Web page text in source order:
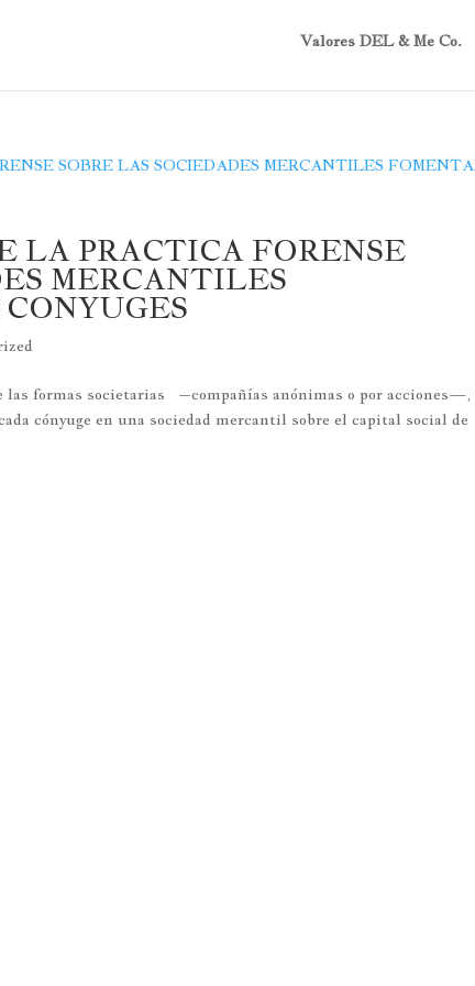
Valores DEL & Me Co.
LA PRACTICA FORENSE
MERCANTILES
formas societarias –compañías anónimas o por acciones—,
cónyuge en una sociedad mercantil sobre el capital social de